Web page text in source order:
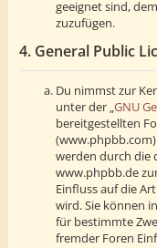
geeignet sind,
zuzufügen.
4. General Public
Du nimmst zur
unter der „GNU
bereitgestellten
werden durch die
www.phpbb.de
Einfluss auf die
wird. Sie können
für bestimmte
fremder Foren